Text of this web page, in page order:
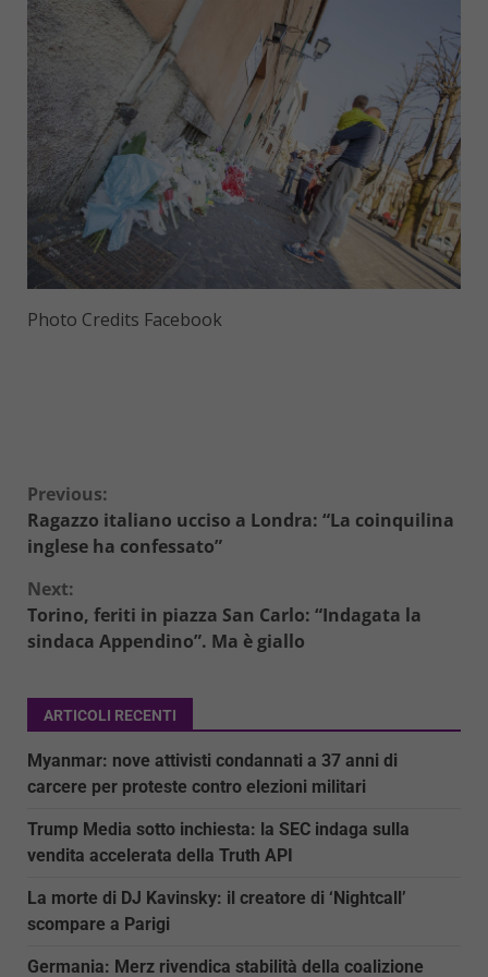
Photo Credits Facebook
Continue
Reading
Previous:
Ragazzo italiano ucciso a Londra: “La coinquilina
inglese ha confessato”
Next:
Torino, feriti in piazza San Carlo: “Indagata la
sindaca Appendino”. Ma è giallo
ARTICOLI RECENTI
Myanmar: nove attivisti condannati a 37 anni di
carcere per proteste contro elezioni militari
Trump Media sotto inchiesta: la SEC indaga sulla
vendita accelerata della Truth API
La morte di DJ Kavinsky: il creatore di ‘Nightcall’
scompare a Parigi
Germania: Merz rivendica stabilità della coalizione